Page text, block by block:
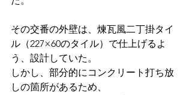
その交番の外壁は、煉瓦風二丁掛タイ
ル（227×60のタイル）で仕上げるよ
う、設計していた。
しかし、部分的にコンクリート打ち放
しの箇所があるため、